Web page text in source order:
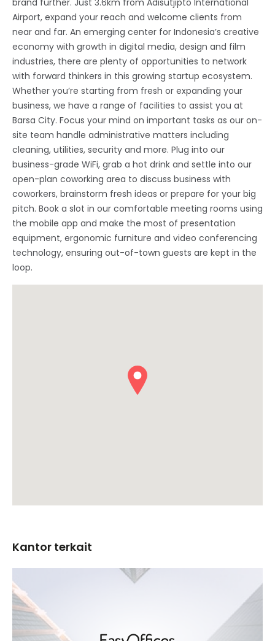
brand further. Just 3.6km from Adisutjipto International
Airport, expand your reach and welcome clients from
near and far. An emerging center for Indonesia’s creative
economy with growth in digital media, design and film
industries, there are plenty of opportunities to network
with forward thinkers in this growing startup ecosystem.
Whether you’re starting from fresh or expanding your
business, we have a range of facilities to assist you at
Barsa City. Focus your mind on important tasks as our on-
site team handle administrative matters including
cleaning, utilities, security and more. Plug into our
business-grade WiFi, grab a hot drink and settle into our
open-plan coworking area to discuss business with
coworkers, brainstorm fresh ideas or prepare for your big
pitch. Book a slot in our comfortable meeting rooms using
the mobile app and make the most of presentation
equipment, ergonomic furniture and video conferencing
technology, ensuring out-of-town guests are kept in the
loop.
Kantor terkait